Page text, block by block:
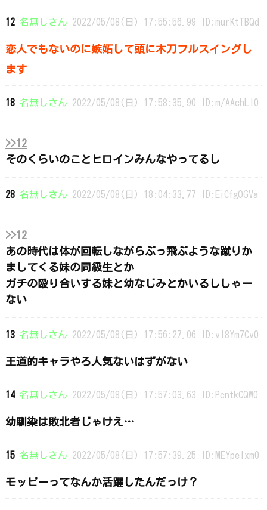
12 名無しさん 2022/05/08(日) 17:55:56.99 ID:murKtTBQd
恋人でもないのに嫉妬して頭に木刀フルスイングし
ます
18 名無しさん 2022/05/08(日) 17:58:35.90 ID:m/AAchLl0
>>12
そのくらいのことヒロインみんなやってるし
28 名無しさん 2022/05/08(日) 18:04:33.77 ID:EiCfgOGVa
>>12
あの時代は体が回転しながらぶっ飛ぶような蹴りか
ましてくる妹の同級生とか
ガチの殴り合いする妹と幼なじみとかいるししゃー
ない
13 名無しさん 2022/05/08(日) 17:56:27.06 ID:vl8Ym7Cv0
王道的キャラやろ人気ないはずがない
14 名無しさん 2022/05/08(日) 17:57:03.63 ID:PcntkCQW0
幼馴染は敗北者じゃけえ…
15 名無しさん 2022/05/08(日) 17:57:39.25 ID:MEYpelxm0
モッピーってなんか活躍したんだっけ？